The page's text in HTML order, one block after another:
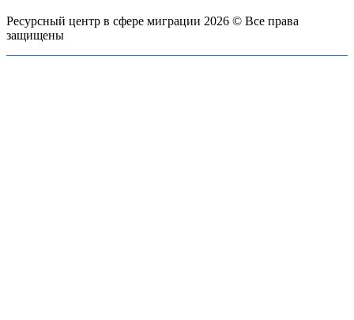
Ресурсный центр в сфере миграции 2026 © Все права
защищены